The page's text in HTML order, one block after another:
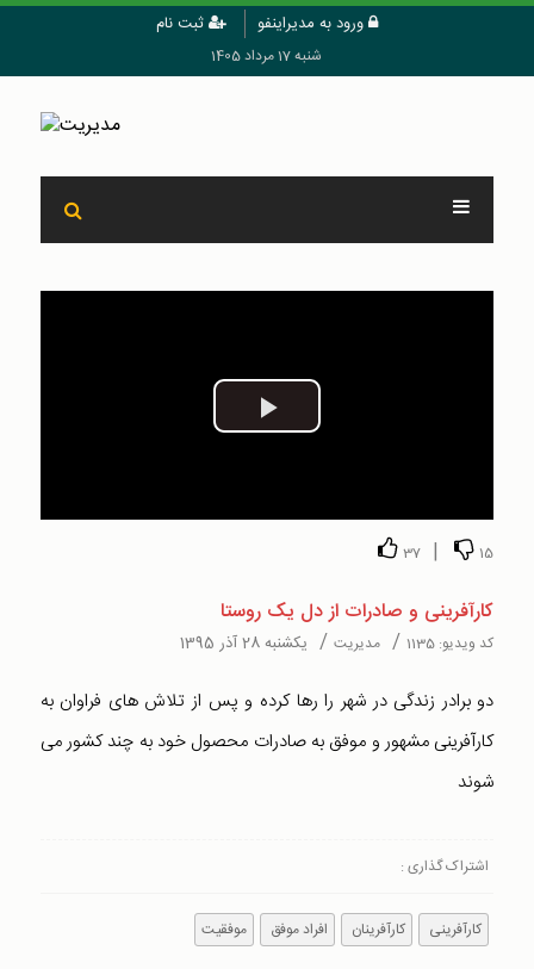
ورود به مدیراینفو ثبت نام
شنبه 17 مرداد 1405
Play
15
|
37
کارآفرینی و صادرات از دل یک روستا
کد ویدیو: 1135
/ مدیریت/ یکشنبه 28 آذر 1395
دو برادر زندگی در شهر را رها کرده و پس از تلاش های فراوان به
کارآفرینی مشهور و موفق به صادرات محصول خود به چند کشور می
شوند
اشتراک گذاری :
کارآفرینی کارآفرینان افراد موفق موفقیت